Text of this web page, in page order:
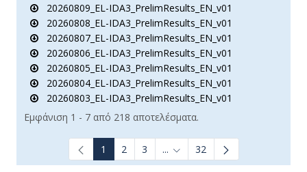
20260809_EL-IDA3_PrelimResults_EN_v01
20260808_EL-IDA3_PrelimResults_EN_v01
20260807_EL-IDA3_PrelimResults_EN_v01
20260806_EL-IDA3_PrelimResults_EN_v01
20260805_EL-IDA3_PrelimResults_EN_v01
20260804_EL-IDA3_PrelimResults_EN_v01
20260803_EL-IDA3_PrelimResults_EN_v01
Εμφάνιση 1 - 7 από 218 αποτελέσματα.
1 2 3 ... Ενδιάμεσες σελίδες Use
32